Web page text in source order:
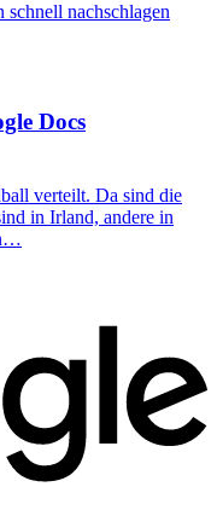
nachschlagen
Docs
verteilt. Da sind die
in Irland, andere in